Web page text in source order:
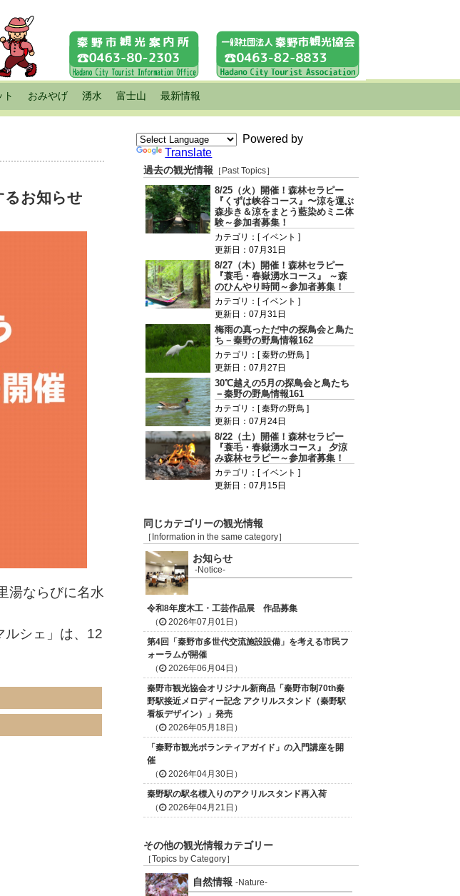
ト おみやげ 湧水 富士山 最新情報
るお知らせ
湯ならびに名水
ルシェ」は、12
Powered by
Translate
過去の観光情報 ［Past Topics］
8/25（火）開催！森林セラピー
『くずは峡谷コース』〜涼を運ぶ
森歩き＆涼をまとう藍染めミニ体
験～参加者募集！
カテゴリ：[ イベント ]
更新日：07月31日
8/27（木）開催！森林セラピー
『蓑毛・春嶽湧水コース』 ～森
のひんやり時間～参加者募集！
カテゴリ：[ イベント ]
更新日：07月31日
梅雨の真っただ中の探鳥会と鳥た
ち－秦野の野鳥情報162
カテゴリ：[ 秦野の野鳥 ]
更新日：07月27日
30℃越えの5月の探鳥会と鳥たち
－秦野の野鳥情報161
カテゴリ：[ 秦野の野鳥 ]
更新日：07月24日
8/22（土）開催！森林セラピー
『蓑毛・春嶽湧水コース』 夕涼
み森林セラピー～参加者募集！
カテゴリ：[ イベント ]
更新日：07月15日
同じカテゴリーの観光情報
［Information in the same category］
お知らせ
-Notice-
令和8年度木工・工芸作品展 作品募集
（
2026年07月01日）
第4回「秦野市多世代交流施設設備」を考える市民フ
ォーラムが開催
（
2026年06月04日）
秦野市観光協会オリジナル新商品「秦野市制70th秦
野駅接近メロディー記念 アクリルスタンド（秦野駅
看板デザイン）」発売
（
2026年05月18日）
「秦野市観光ボランティアガイド」の入門講座を開
催
（
2026年04月30日）
秦野駅の駅名標入りのアクリルスタンド再入荷
（
2026年04月21日）
その他の観光情報カテゴリー
［Topics by Category］
自然情報-Nature-